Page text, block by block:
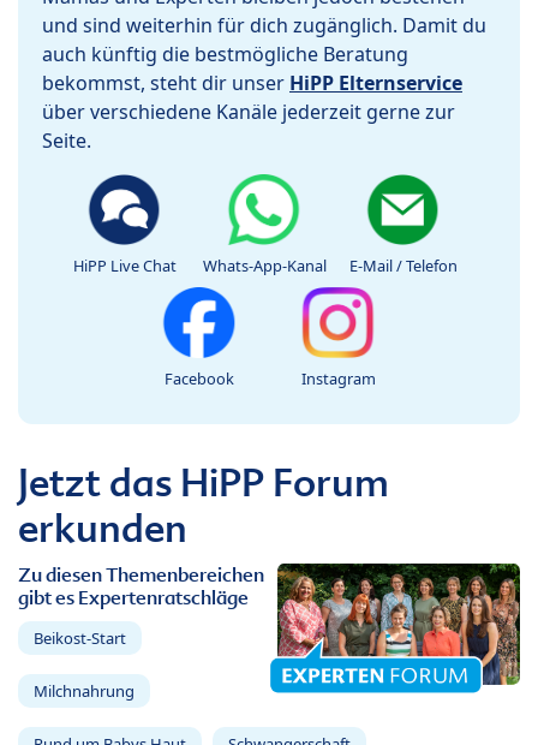
und sind weiterhin für dich zugänglich. Damit du
auch künftig die bestmögliche Beratung
bekommst, steht dir unser HiPP Elternservice
über verschiedene Kanäle jederzeit gerne zur
Seite.
HiPP Live Chat Whats-App-Kanal E-Mail / Telefon
Facebook Instagram
Jetzt das HiPP Forum
erkunden
Zu diesen Themenbereichen
gibt es Expertenratschläge
Beikost-Start
Milchnahrung